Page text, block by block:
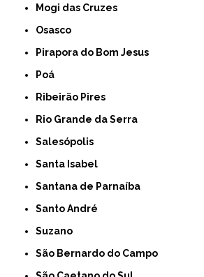
Mogi das Cruzes
Osasco
Pirapora do Bom Jesus
Poá
Ribeirão Pires
Rio Grande da Serra
Salesópolis
Santa Isabel
Santana de Parnaíba
Santo André
Suzano
São Bernardo do Campo